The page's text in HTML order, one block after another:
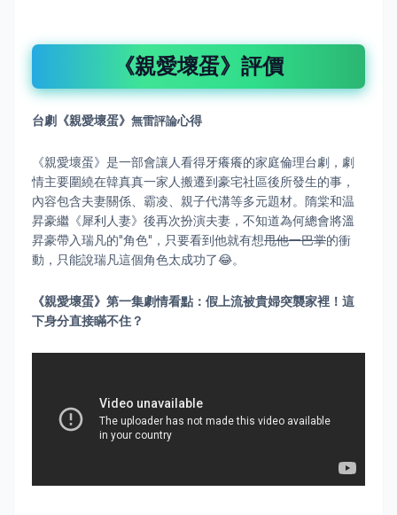
《親愛壞蛋》評價
台劇《親愛壞蛋》 無雷評論心得
《親愛壞蛋》是一部會讓人看得牙癢癢的家庭倫理台劇，劇
情主要圍繞在韓真真一家人搬遷到豪宅社區後所發生的事，
內容包含夫妻關係、霸凌、親子代溝等多元題材。隋棠和温
昇豪繼《犀利人妻》後再次扮演夫妻，不知道為何總會將溫
昇豪帶入瑞凡的"角色"，只要看到他就有想甩他一巴掌的衝
動，只能說瑞凡這個角色太成功了😂。
《親愛壞蛋》 第一集劇情看點：假上流被貴婦突襲家裡！這
下身分直接瞞不住？